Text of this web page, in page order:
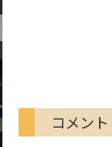
コメント